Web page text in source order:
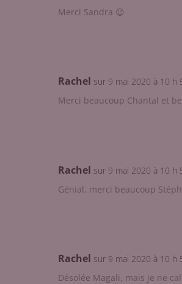
Merci Sandra 😉
Rachel sur 9 mai 2020 à 10 h
Merci beaucoup Chantal et
Rachel sur 9 mai 2020 à 10 h
Génial, merci beaucoup
Rachel sur 9 mai 2020 à 10 h
Désolée Magali, mais je ne